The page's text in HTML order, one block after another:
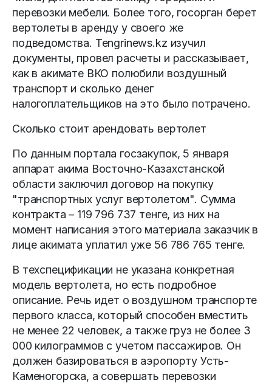
перевозки мебели. Более того, госорган берет
вертолеты в аренду у своего же
подведомства. Tengrinews.kz изучил
документы, провел расчеты и рассказывает,
как в акимате ВКО полюбили воздушный
транспорт и сколько денег
налогоплательщиков на это было потрачено.
Сколько стоит арендовать вертолет
По данным портала госзакупок, 5 января
аппарат акима Восточно-Казахстанской
области заключил договор на покупку
"транспортных услуг вертолетом". Сумма
контракта – 119 796 737 тенге, из них на
момент написания этого материала заказчик в
лице акимата уплатил уже 56 786 765 тенге.
В техспецификации не указана конкретная
модель вертолета, но есть подробное
описание. Речь идет о воздушном транспорте
первого класса, который способен вместить
не менее 22 человек, а также груз не более 3
000 килограммов с учетом пассажиров. Он
должен базироваться в аэропорту Усть-
Каменогорска, а совершать перевозки